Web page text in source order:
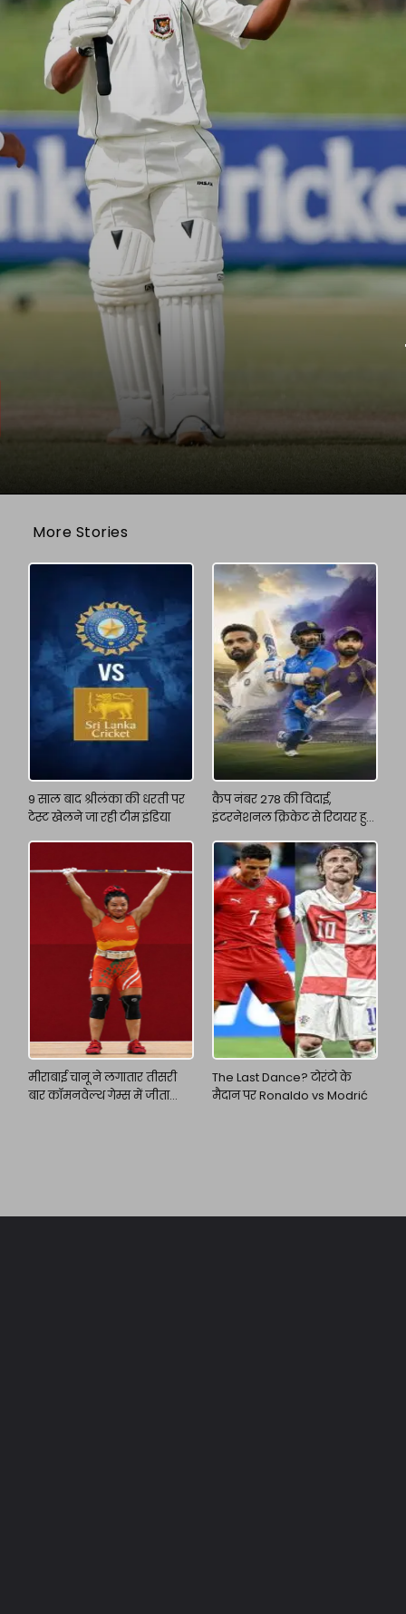
More Stories
9 साल बाद श्रीलंका की धरती पर
टेस्ट खेलने जा रही टीम इंडिया
कैप नंबर 278 की विदाई,
इंटरनेशनल क्रिकेट से रिटायर हुए
मीराबाई चानू ने लगातार तीसरी
बार कॉमनवेल्थ गेम्स में जीता
The Last Dance? टोरंटो के
मैदान पर Ronaldo vs Modrić